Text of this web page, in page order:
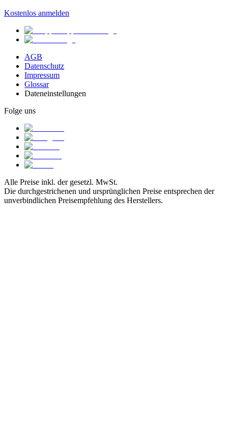
Kostenlos anmelden
AGB
Datenschutz
Impressum
Glossar
Dateneinstellungen
Folge uns
Alle Preise inkl. der gesetzl. MwSt.
Die durchgestrichenen und ursprünglichen Preise entsprechen der
unverbindlichen Preisempfehlung des Herstellers.